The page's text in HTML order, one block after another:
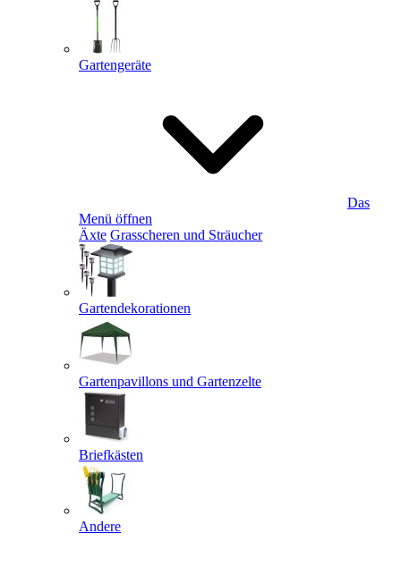
Gartengeräte
Das
Menü öffnen
Äxte Grasscheren und Sträucher
Gartendekorationen
Gartenpavillons und Gartenzelte
Briefkästen
Andere